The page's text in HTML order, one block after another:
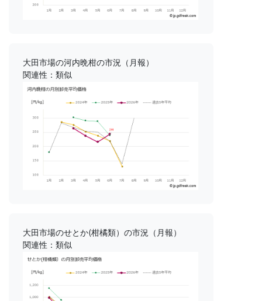
大田市場の河内晩柑の市況（月報）
関連性：類似
大田市場のせとか(柑橘類）の市況（月報）
関連性：類似